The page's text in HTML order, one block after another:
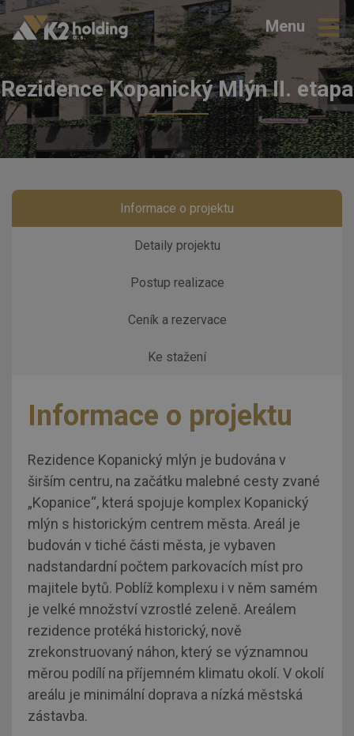
Přejít
k
hlavnímu
obsahu
Menu
Rezidence Kopanický Mlýn II. etapa
Informace o projektu
Detaily projektu
Postup realizace
Ceník a rezervace
Ke stažení
Informace o projektu
Rezidence Kopanický mlýn je budována v
širším centru, na začátku malebné cesty zvané
„Kopanice“, která spojuje komplex Kopanický
mlýn s historickým centrem města. Areál je
budován v tiché části města, je vybaven
nadstandardní počtem parkovacích míst pro
majitele bytů. Poblíž komplexu i v něm samém
je velké množství vzrostlé zeleně. Areálem
rezidence protéká historický, nově
zrekonstruovaný náhon, který se významnou
měrou podílí na příjemném klimatu okolí. V okolí
areálu je minimální doprava a nízká městská
zástavba.